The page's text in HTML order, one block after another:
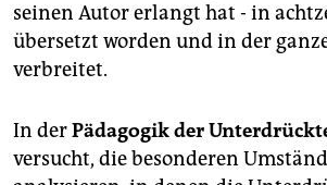
seinen Autor erlangt hat - in
übersetzt worden und in der
verbreitet.
In derPädagogik der
versucht, die besonderen